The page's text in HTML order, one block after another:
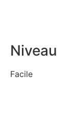
Niveau
Facile